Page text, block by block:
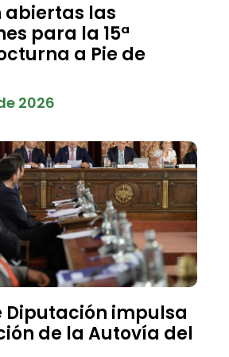
abiertas las
para la 15ª
a Pie de
2026
Diputación impulsa
de la Autovía del